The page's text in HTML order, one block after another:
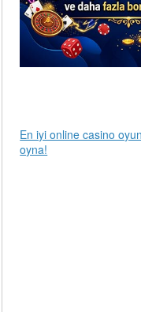
En iyi online casino
oyna!